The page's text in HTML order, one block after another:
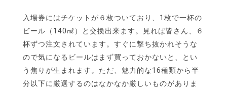
入場券にはチケットが６枚ついており、1枚で一杯の
ビール（140㎖）と交換出来ます。見れば皆さん、６
杯ずつ注文されています。すぐに撃ち抜かれそうな
ので気になるビールはまず買っておかないと、とい
う焦りが生まれます。ただ、魅力的な16種類から半
分以下に厳選するのはなかなか厳しいものがありま